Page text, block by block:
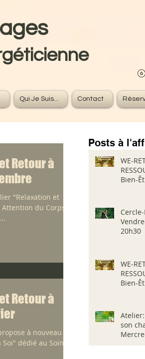
Qui Je Suis... Contact
Retour à
du Corps et
Retour à
à nouveau cet
dédié au Soin et
Posts à
WE-
Bien-
20h30
WE-
Bien-
son